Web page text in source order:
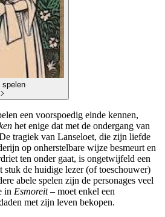
spelen
een voorspoedig einde kennen,
het enige dat met de ondergang van
tragiek van Lanseloet, die zijn liefde
op onherstelbare wijze besmeurt en
ten onder gaat, is ongetwijfeld een
stuk de huidige lezer (of toeschouwer)
abele spelen zijn de personages veel
in Esmoreit– moet enkel een
met zijn leven bekopen.